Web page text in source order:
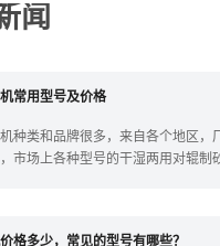
闻
常用型号及价格
种类和品牌很多，来自各个地区，
市场上各种型号的干湿两用对辊制
格多少，常见的型号有哪些？